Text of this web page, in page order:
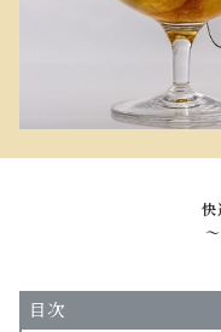
快
目次